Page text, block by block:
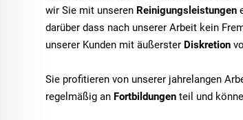
wir Sie mit unseren Reinigungsleistungen
darüber dass nach unserer Arbeit kein
unserer Kunden mit äußerster Diskretion
Sie profitieren von unserer jahrelangen
regelmäßig an Fortbildungen teil und